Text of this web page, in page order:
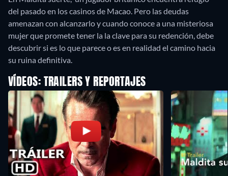
del pasado en los casinos de Macao. Pero las deudas
amenazan con alcanzarlo y cuando conoce a una misteriosa
mujer que promete tener la la clave para su redención, debe
descubrir si es lo que parece o es en realidad el camino hacia
su ruina definitiva.
VÍDEOS: TRAILERS Y REPORTAJES